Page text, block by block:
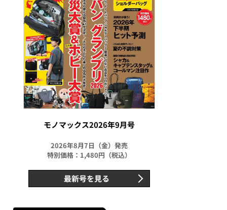
モノマックス2026年9月号
2026年8月7日（金）発売
特別価格：1,480円（税込）
最新号を見る